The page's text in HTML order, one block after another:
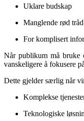
Uklare budskap
Manglende rød tråd
For komplisert
Når publikum må bruke
vanskeligere å fokusere
Dette gjelder særlig når
Komplekse
Teknologiske